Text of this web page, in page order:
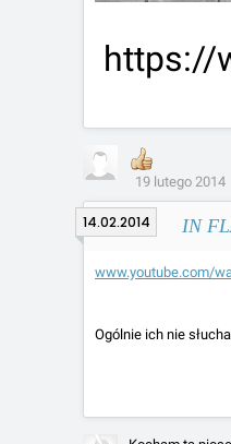
https://
19 lutego 2014
14.02.2014 IN
www.youtube.com/
Ogólnie ich nie